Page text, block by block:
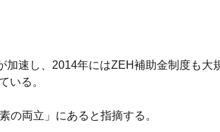
速し、2014年にはZEH補助金制度も
いる。
の両立」にあると指摘する。